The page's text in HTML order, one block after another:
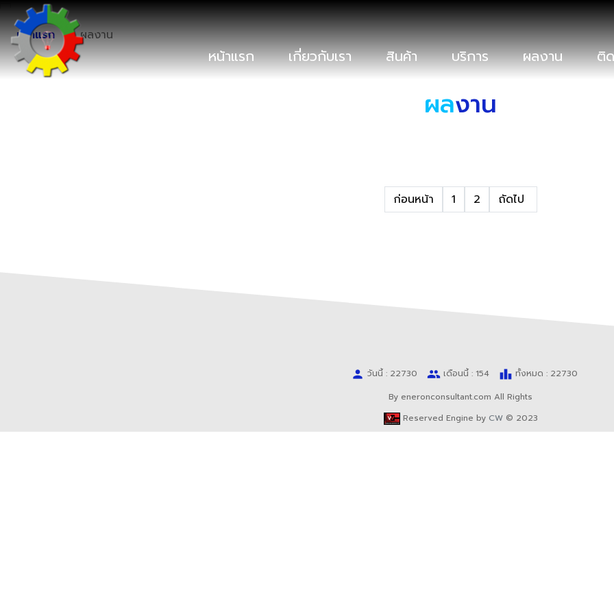
หน้าแรก เกี่ยวกับเรา สินค้า บริการ ผลงาน ติ
หน้าแรก ผลงาน
ผลงาน
ก่อนหน้า 1 2 ถัดไป
person วันนี้ : 22730 people เดือนนี้ : 154 leaderboard ทั้งหมด : 22730
By eneronconsultant.com All Rights
Reserved Engine by CW© 2023